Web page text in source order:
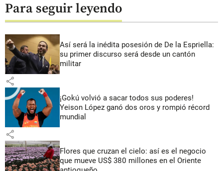
Para seguir leyendo
Así será la inédita posesión de De la Espriella:
su primer discurso será desde un cantón
militar
share
¡Gokú volvió a sacar todos sus poderes!
Yeison López ganó dos oros y rompió récord
mundial
share
Flores que cruzan el cielo: así es el negocio
que mueve US$ 380 millones en el Oriente